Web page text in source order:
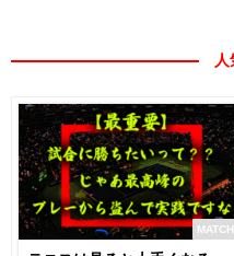
MATCH